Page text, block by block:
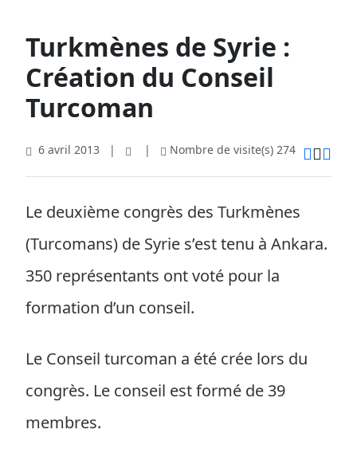
Turkmènes de Syrie :
Création du Conseil
Turcoman
6 avril 2013 | | Nombre de visite(s) 274
Le deuxième congrès des Turkmènes
(Turcomans) de Syrie s’est tenu à Ankara.
350 représentants ont voté pour la
formation d’un conseil.
Le Conseil turcoman a été crée lors du
congrès. Le conseil est formé de 39
membres.